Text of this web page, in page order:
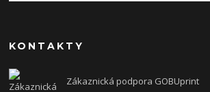
KONTAKTY
Zákaznická podpora GOBUprint